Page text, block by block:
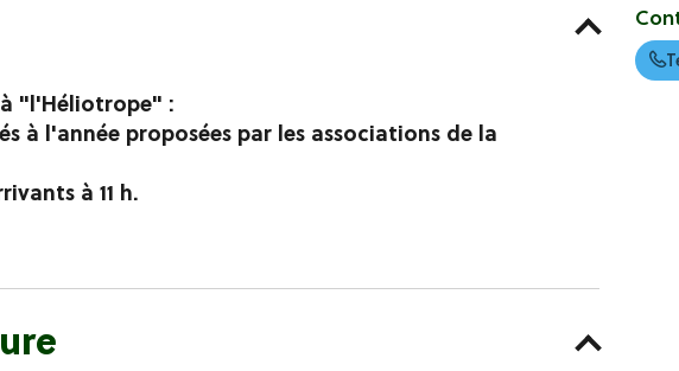
"l'Héliotrope" :
à l'année proposées par les associations de la
à 11 h.